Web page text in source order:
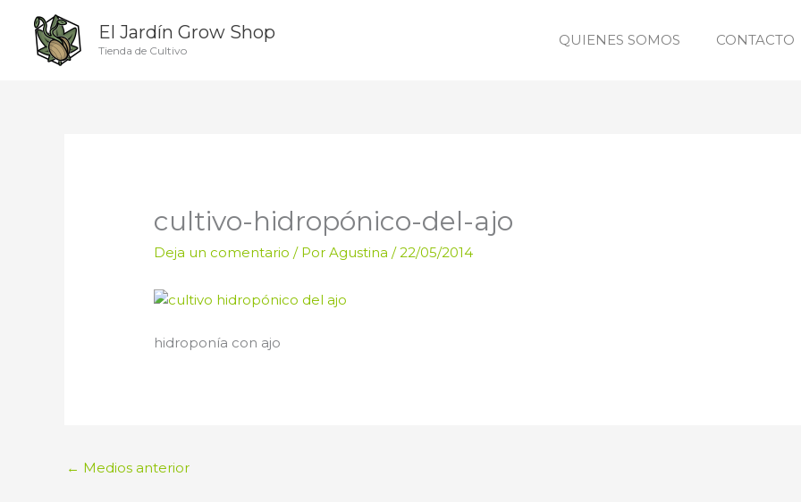
contenido
El Jardín Grow Shop
Tienda de Cultivo
QUIENES SOMOS CONTACTO
cultivo-hidropónico-del-ajo
Deja un comentario / PorAgustina/22/05/2014
hidroponía con ajo
← Medios anterior